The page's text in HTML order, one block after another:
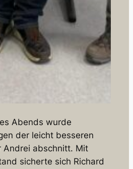
Abends wurde
der leicht besseren
Andrei abschnitt. Mit
sicherte sich Richard